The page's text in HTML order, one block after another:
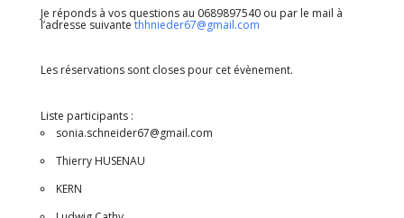
Je réponds à vos questions au 0689897540 ou par le mail à
l’adresse suivante thhnieder67@gmail.com
Les réservations sont closes pour cet évènement.
Liste participants :
sonia.schneider67@gmail.com
Thierry HUSENAU
KERN